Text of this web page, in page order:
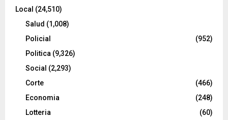
Local (24,510)
Salud (1,008)
Policial
(952)
Politica (9,326)
Social (2,293)
Corte
(466)
Economia
(248)
Lotteria
(60)